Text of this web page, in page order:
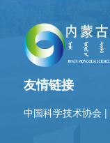
友情链接
中国科学技术协会 |